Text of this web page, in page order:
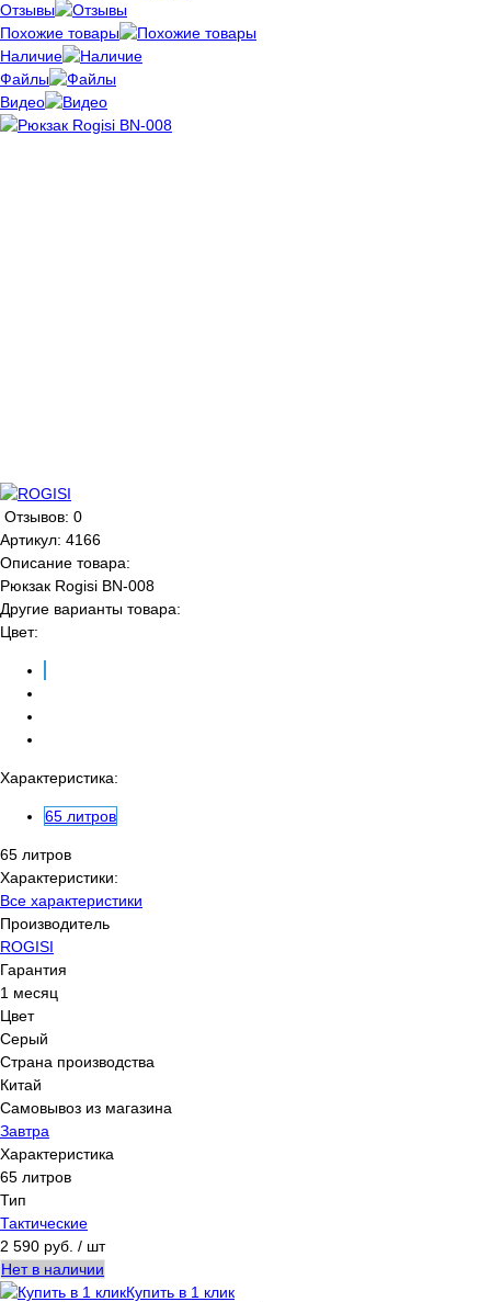
Отзывы
Похожие товары
Наличие
Файлы
Видео
Отзывов: 0
Артикул: 4166
Описание товара:
Рюкзак Rogisi BN-008
Другие варианты товара:
Цвет:
Характеристика:
65 литров
65 литров
Характеристики:
Все характеристики
Производитель
ROGISI
Гарантия
1 месяц
Цвет
Серый
Страна производства
Китай
Самовывоз из магазина
Завтра
Характеристика
65 литров
Тип
Тактические
2 590 руб. / шт
Нет в наличии
Купить в 1 клик